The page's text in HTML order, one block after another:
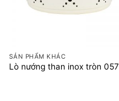
SẢN PHẨM KHÁC
Lò nướng than inox tròn 057